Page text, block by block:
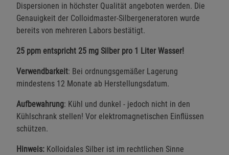
Dispersionen in höchster Qualität angeboten werden. Die
Genauigkeit der Colloidmaster-Silbergeneratoren wurde
bereits von mehreren Labors bestätigt.
25 ppm entspricht 25 mg Silber pro 1 Liter Wasser!
Verwendbarkeit: Bei ordnungsgemäßer Lagerung
mindestens 12 Monate ab Herstellungsdatum.
Aufbewahrung: Kühl und dunkel - jedoch nicht in den
Kühlschrank stellen! Vor elektromagnetischen Einflüssen
schützen.
Hinweis: Kolloidales Silber ist im rechtlichen Sinne